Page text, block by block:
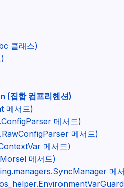
클래스)
집합 컴프리헨션)
메서드)
메서드)
메서드)
메서드)
메서드)
메